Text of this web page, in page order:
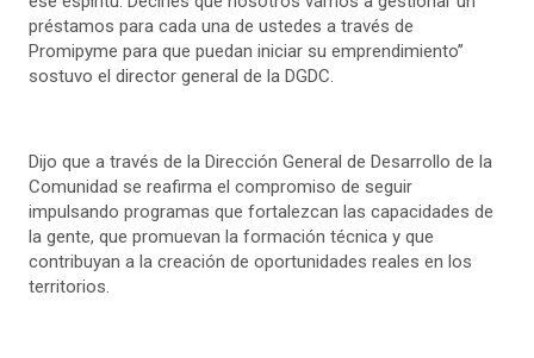
préstamos para cada una de ustedes a través de
Promipyme para que puedan iniciar su emprendimiento”
sostuvo el director general de la DGDC.
Dijo que a través de la Dirección General de Desarrollo de la
Comunidad se reafirma el compromiso de seguir
impulsando programas que fortalezcan las capacidades de
la gente, que promuevan la formación técnica y que
contribuyan a la creación de oportunidades reales en los
territorios.